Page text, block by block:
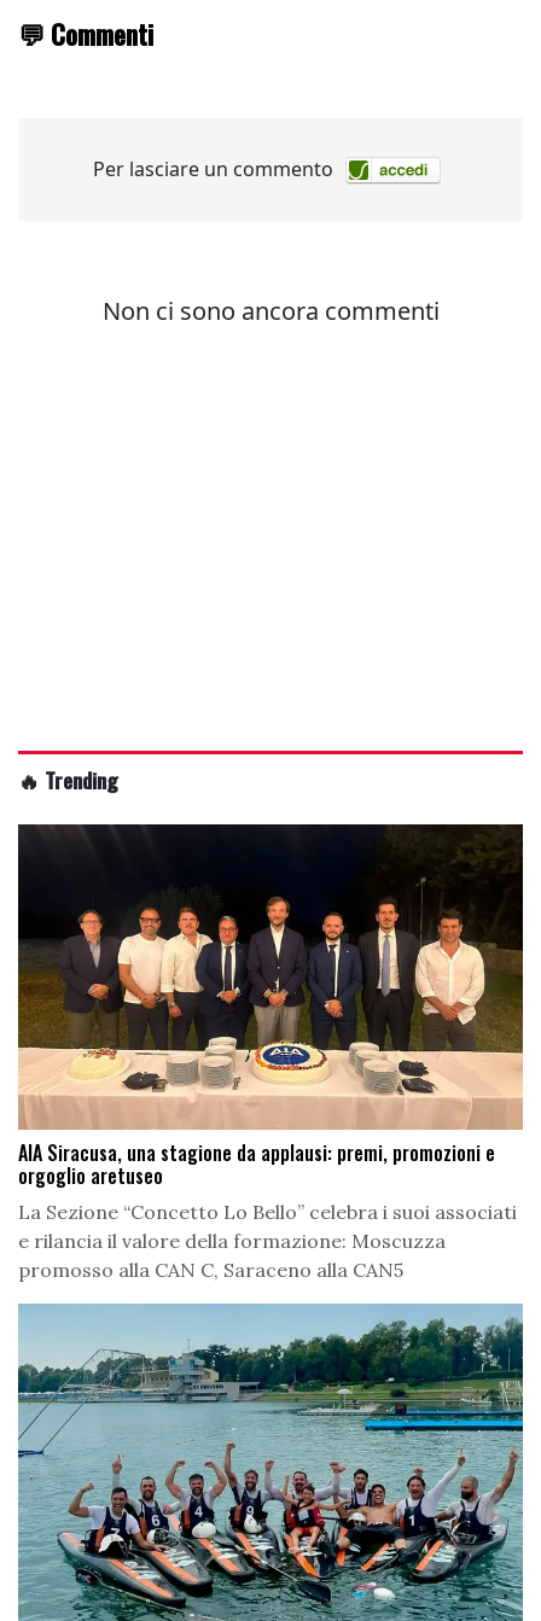
💬 Commenti
🔥 Trending
AIA Siracusa, una stagione da applausi: premi, promozioni e
orgoglio aretuseo
La Sezione “Concetto Lo Bello” celebra i suoi associati
e rilancia il valore della formazione: Moscuzza
promosso alla CAN C, Saraceno alla CAN5